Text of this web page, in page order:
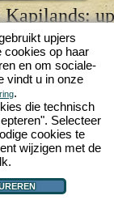
browserspellenvan
Het
van het jaar" en is
online
en carrière
upjers
cookies op haar
en om sociale-
vindt u in onze
.
die technisch
Selecteer
cookies te
wijzigen met de